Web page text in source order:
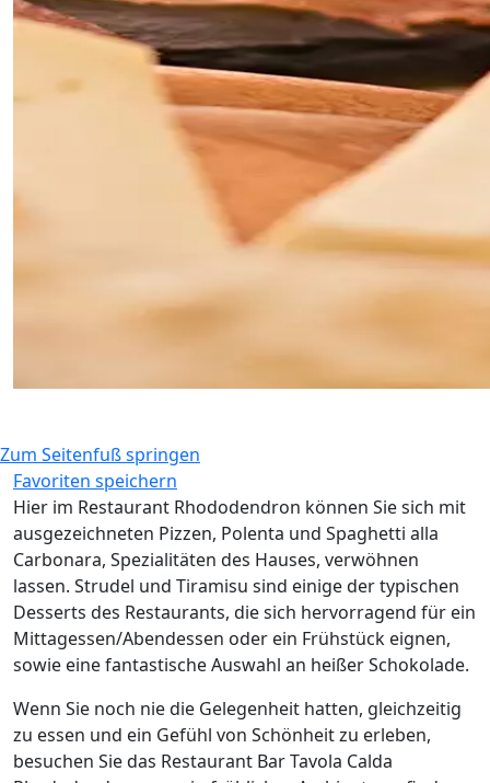
Zum Seitenfuß springen
Favoriten speichern
Hier im Restaurant Rhododendron können Sie sich mit
ausgezeichneten Pizzen, Polenta und Spaghetti alla
Carbonara, Spezialitäten des Hauses, verwöhnen
lassen. Strudel und Tiramisu sind einige der typischen
Desserts des Restaurants, die sich hervorragend für ein
Mittagessen/Abendessen oder ein Frühstück eignen,
sowie eine fantastische Auswahl an heißer Schokolade.
Wenn Sie noch nie die Gelegenheit hatten, gleichzeitig
zu essen und ein Gefühl von Schönheit zu erleben,
besuchen Sie das Restaurant Bar Tavola Calda